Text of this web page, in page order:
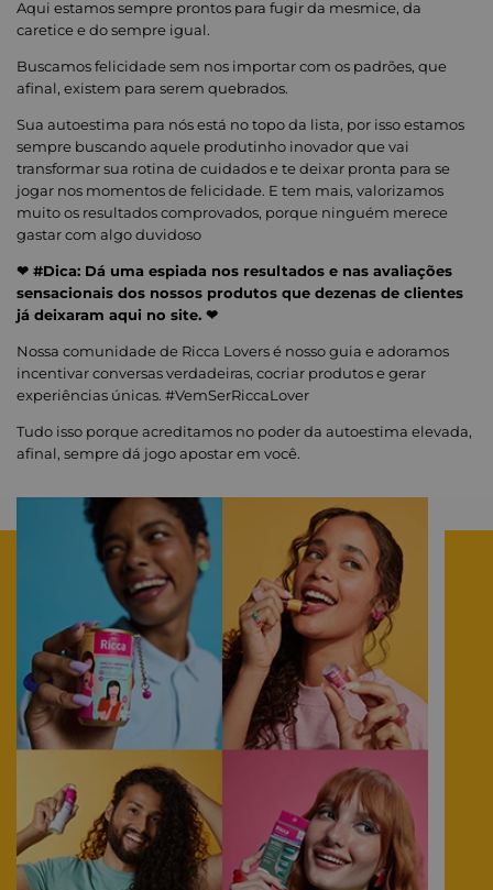
Aqui estamos sempre prontos para fugir da mesmice, da
caretice e do sempre igual.
Buscamos felicidade sem nos importar com os padrões, que
afinal, existem para serem quebrados.
Sua autoestima para nós está no topo da lista, por isso estamos
sempre buscando aquele produtinho inovador que vai
transformar sua rotina de cuidados e te deixar pronta para se
jogar nos momentos de felicidade. E tem mais, valorizamos
muito os resultados comprovados, porque ninguém merece
gastar com algo duvidoso
❤ #Dica: Dá uma espiada nos resultados e nas avaliações
sensacionais dos nossos produtos que dezenas de clientes
já deixaram aqui no site. ❤
Nossa comunidade de Ricca Lovers é nosso guia e adoramos
incentivar conversas verdadeiras, cocriar produtos e gerar
experiências únicas. #VemSerRiccaLover
Tudo isso porque acreditamos no poder da autoestima elevada,
afinal, sempre dá jogo apostar em você.